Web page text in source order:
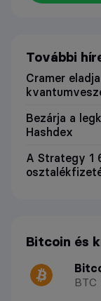
További
Cramer
Bezárja a
Hashdex
A Strategy 1
Bitcoin és
BTC